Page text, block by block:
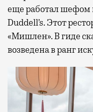
еще работал шефом
Duddell’s. Этот
«Мишлен». В гиде
возведена в ранг